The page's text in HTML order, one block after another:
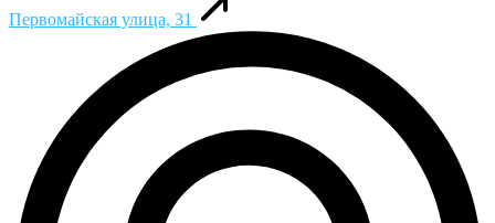
Первомайская улица, 31